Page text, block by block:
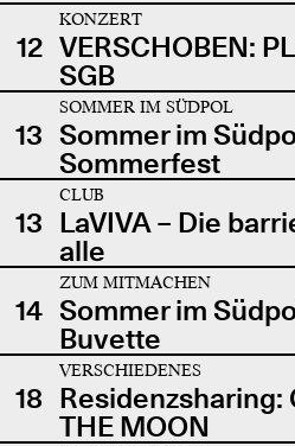
12
KONZERT
VERSCHOBEN:
SGB
13
SOMMER IM SÜDPOL
Sommer im
Sommerfest
13
CLUB
LaVIVA – Die
alle
14
ZUM MITMACHEN
Sommer im
Buvette
18
VERSCHIEDENES
Residenzsharing:
THE MOON